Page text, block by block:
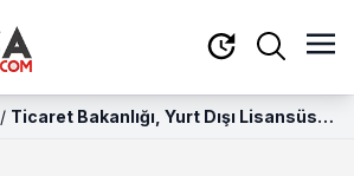
/ Ticaret Bakanlığı, Yurt Dışı Lisansüstü